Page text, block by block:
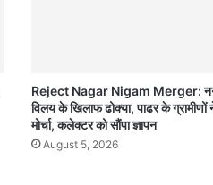
Reject Nagar Nigam Merger:
विलय के खिलाफ ढोक्या, पाढर के ग्रामीणों
मोर्चा, कलेक्टर को सौंपा ज्ञापन
August 5, 2026